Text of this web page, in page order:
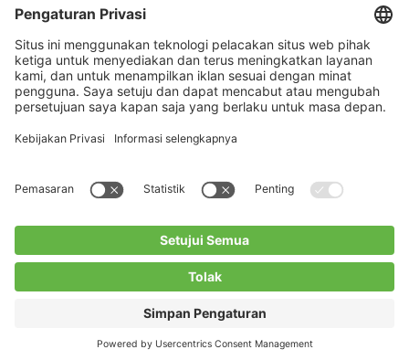
Shop
Contact us
BUCHI Worldwide
Blogs
LinkedinInstagramTwitter Youtube